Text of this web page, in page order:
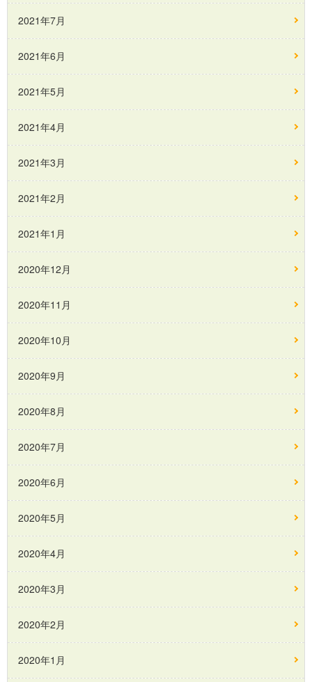
2021年7月
2021年6月
2021年5月
2021年4月
2021年3月
2021年2月
2021年1月
2020年12月
2020年11月
2020年10月
2020年9月
2020年8月
2020年7月
2020年6月
2020年5月
2020年4月
2020年3月
2020年2月
2020年1月